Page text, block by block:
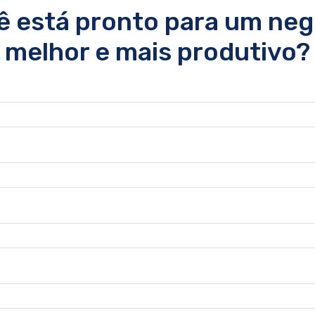
está pronto para um
melhor e mais produtivo?